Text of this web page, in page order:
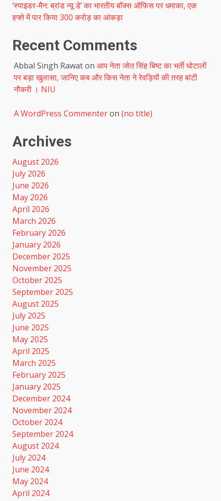
‘स्पाइडर-मैन: ब्रांड न्यू डे’ का भारतीय बॉक्स ऑफिस पर धमाका, एक
हफ्ते में पार किया 300 करोड़ का आंकड़ा
Recent Comments
Abbal Singh Rawaton आप नेता जोत सिंह बिष्ट का भर्ती घोटालों
पर बड़ा खुलासा, जानिए कब और किस नेता ने रेवड़ियों की तरह बांटी
नौकरी । NIU
A WordPress Commenteron (no title)
Archives
August 2026
July 2026
June 2026
May 2026
April 2026
March 2026
February 2026
January 2026
December 2025
November 2025
October 2025
September 2025
August 2025
July 2025
June 2025
May 2025
April 2025
March 2025
February 2025
January 2025
December 2024
November 2024
October 2024
September 2024
August 2024
July 2024
June 2024
May 2024
April 2024